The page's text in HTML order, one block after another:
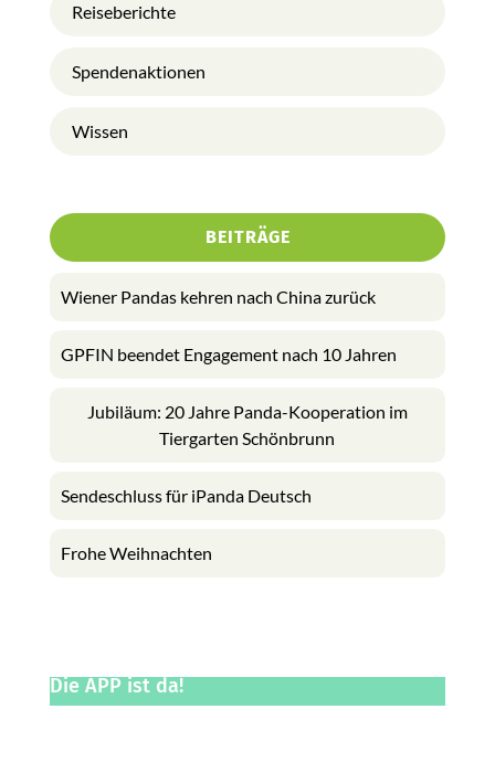
Reiseberichte
Spendenaktionen
Wissen
BEITRÄGE
Wiener Pandas kehren nach China zurück
GPFIN beendet Engagement nach 10 Jahren
Jubiläum: 20 Jahre Panda-Kooperation im
Tiergarten Schönbrunn
Sendeschluss für iPanda Deutsch
Frohe Weihnachten
Die APP ist da!